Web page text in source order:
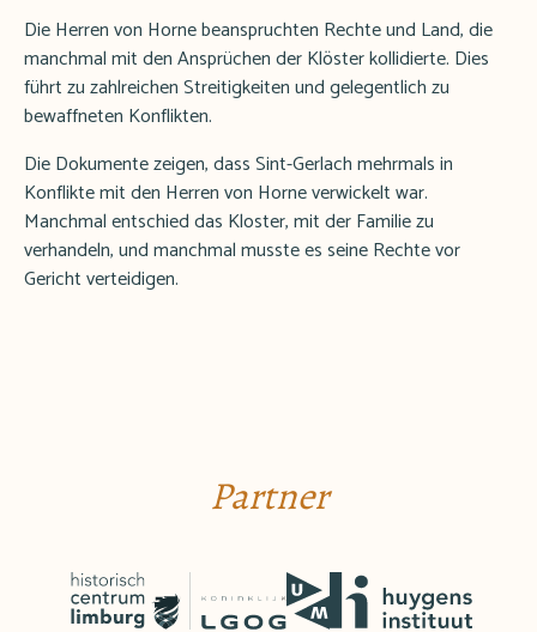
Die Herren von Horne beanspruchten Rechte und Land, die
manchmal mit den Ansprüchen der Klöster kollidierte. Dies
führt zu zahlreichen Streitigkeiten und gelegentlich zu
bewaffneten Konflikten.
Die Dokumente zeigen, dass Sint-Gerlach mehrmals in
Konflikte mit den Herren von Horne verwickelt war.
Manchmal entschied das Kloster, mit der Familie zu
verhandeln, und manchmal musste es seine Rechte vor
Gericht verteidigen.
Partner